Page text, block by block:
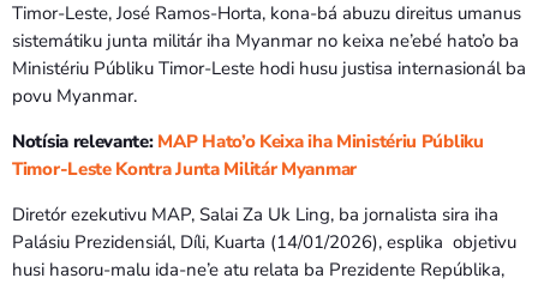
Timor-Leste, José Ramos-Horta, kona-bá abuzu direitus umanus
sistemátiku junta militár iha Myanmar no keixa ne’ebé hato’o ba
Ministériu Públiku Timor-Leste hodi husu justisa internasionál ba
povu Myanmar.
Notísia relevante: MAP Hato’o Keixa iha Ministériu Públiku
Timor-Leste Kontra Junta Militár Myanmar
Diretór ezekutivu MAP, Salai Za Uk Ling, ba jornalista sira iha
Palásiu Prezidensiál, Díli, Kuarta (14/01/2026), esplika objetivu
husi hasoru-malu ida-ne’e atu relata ba Prezidente Repúblika,